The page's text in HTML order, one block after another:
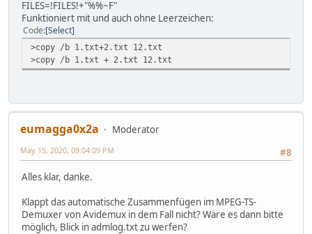
FILES=!FILES!+"%%~F"
Funktioniert mit und auch ohne Leerzeichen:
Code Select
>copy /b 1.txt+2.txt 12.txt
>copy /b 1.txt + 2.txt 12.txt
eumagga0x2a
Moderator
#8
May 15, 2020, 09:04:09 PM
Alles klar, danke.
Klappt das automatische Zusammenfügen im MPEG-TS-
Demuxer von Avidemux in dem Fall nicht? Wäre es dann bitte
möglich, Blick in admlog.txt zu werfen?